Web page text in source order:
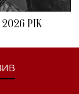
РІК